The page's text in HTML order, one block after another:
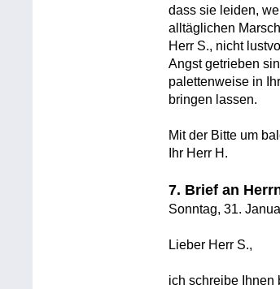
dass sie leiden,
alltäglichen
Herr S., nicht
Angst getrieben
palettenweise in
bringen lassen.
Mit der Bitte um
Ihr Herr H.
7. Brief an
Sonntag, 31.
Lieber Herr S.,
ich schreibe Ihnen